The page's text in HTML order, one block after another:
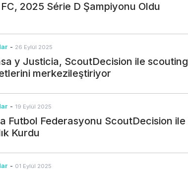
2025 Série D Şampiyonu Oldu
- 26 Eylül 2025
y Justicia, ScoutDecision ile scouting
merkezileştiriyor
- 19 Eylül 2025
Futbol Federasyonu ScoutDecision ile
Kurdu
- 01 Eylül 2025